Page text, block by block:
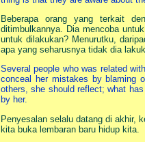
Beberapa orang yang terkait
ditimbulkannya. Dia mencoba
untuk dilakukan? Menurutku,
apa yang seharusnya tidak dia
Several people who was related
conceal her mistakes by blaming
others, she should reflect; what
by her.
Penyesalan selalu datang di akhir,
kita buka lembaran baru hidup kita.